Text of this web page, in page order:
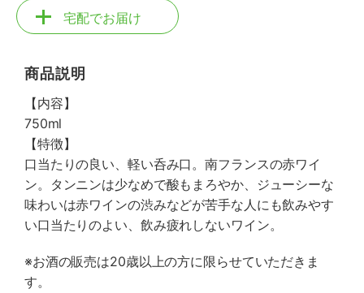
宅配でお届け
商品説明
【内容】
750ml
【特徴】
口当たりの良い、軽い呑み口。南フランスの赤ワイ
ン。タンニンは少なめで酸もまろやか、ジューシーな
味わいは赤ワインの渋みなどが苦手な人にも飲みやす
い口当たりのよい、飲み疲れしないワイン。
※お酒の販売は20歳以上の方に限らせていただきま
す。